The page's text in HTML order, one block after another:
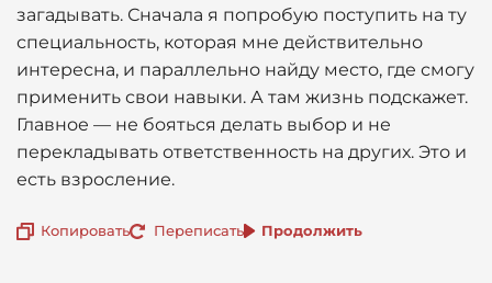
загадывать. Сначала я попробую поступить на ту
специальность, которая мне действительно
интересна, и параллельно найду место, где смогу
применить свои навыки. А там жизнь подскажет.
Главное — не бояться делать выбор и не
перекладывать ответственность на других. Это и
есть взросление.
Копировать Переписать Продолжить